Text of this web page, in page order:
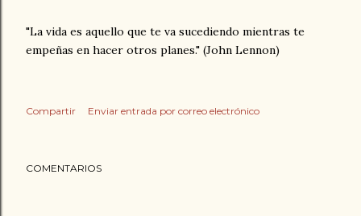
"La vida es aquello que te va sucediendo mientras te
empeñas en hacer otros planes." (John Lennon)
Compartir Enviar entrada por correo electrónico
COMENTARIOS